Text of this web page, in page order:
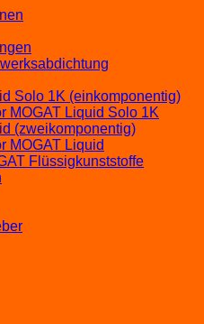
Solo 1K (einkomponentig)
MOGAT Liquid Solo 1K
(zweikomponentig)
MOGAT Liquid
Flüssigkunststoffe